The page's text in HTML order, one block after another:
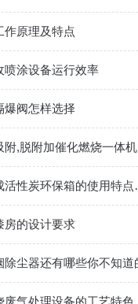
作原理及特点
喷涂设备运行效率
爆阀怎样选择
附,脱附加催化燃烧一体机
山东天
房的设计要求
除尘器还有哪些你不知道